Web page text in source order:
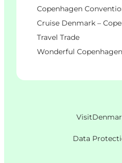
Copenhagen
Cruise Denmark –
Travel Trade
Wonderful Copenhagen
Data